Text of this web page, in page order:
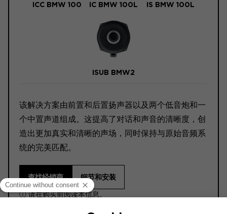
ICC BMW 100 IC BMW 100L IS BMW 100L
ISUB BMW2
该解决方案由前置和后置扬声器以及两个低音炮和一
个中置声道组成。这提高了对话和声音的清晰度，创
造出更加真实和清晰的声场，同时保持与原始音频系
统的完美匹配。
查找经销商 细节和安装
ⓘ 请在购买前阅读本信息。